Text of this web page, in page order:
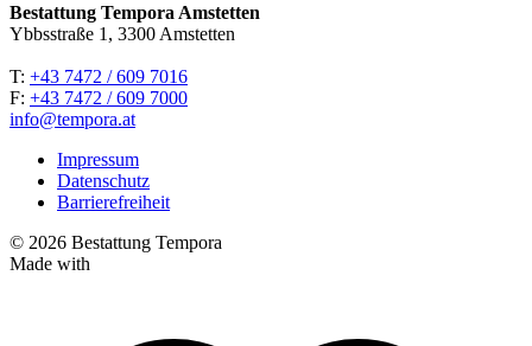
Bestattung Tempora Amstetten
Ybbsstraße 1, 3300 Amstetten
T: +43 7472 / 609 7016
F: +43 7472 / 609 7000
info@tempora.at
Impressum
Datenschutz
Barrierefreiheit
© 2026 Bestattung Tempora
Made with